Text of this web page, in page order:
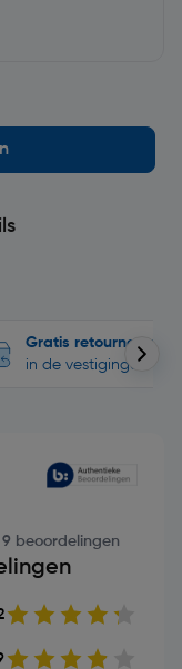
Gratis retourneren
in de vestigingen
beoordelingen